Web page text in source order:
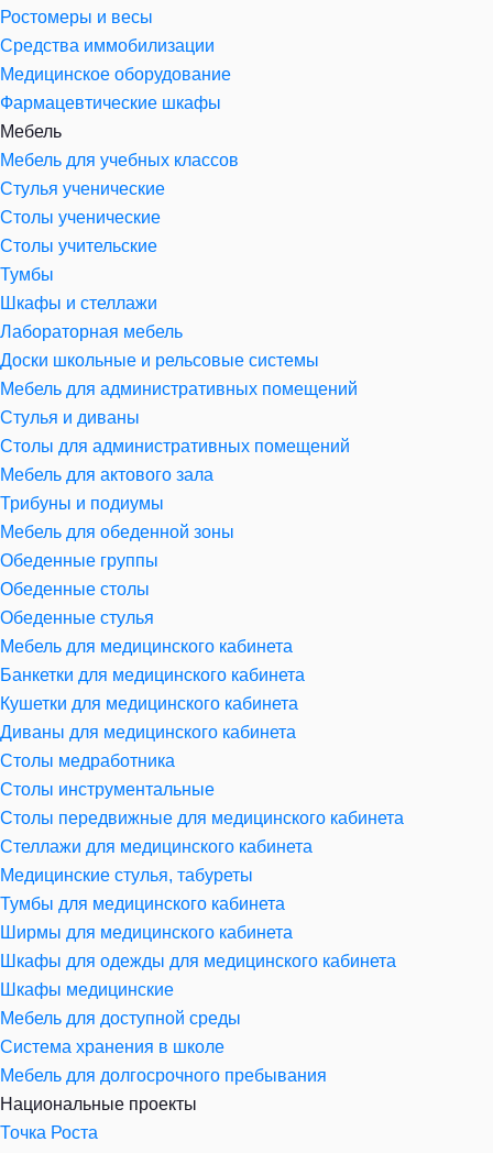
Ростомеры и весы
Средства иммобилизации
Медицинское оборудование
Фармацевтические шкафы
Мебель
Мебель для учебных классов
Стулья ученические
Столы ученические
Столы учительские
Тумбы
Шкафы и стеллажи
Лабораторная мебель
Доски школьные и рельсовые системы
Мебель для административных помещений
Стулья и диваны
Столы для административных помещений
Мебель для актового зала
Трибуны и подиумы
Мебель для обеденной зоны
Обеденные группы
Обеденные столы
Обеденные стулья
Мебель для медицинского кабинета
Банкетки для медицинского кабинета
Кушетки для медицинского кабинета
Диваны для медицинского кабинета
Столы медработника
Столы инструментальные
Столы передвижные для медицинского кабинета
Стеллажи для медицинского кабинета
Медицинские стулья, табуреты
Тумбы для медицинского кабинета
Ширмы для медицинского кабинета
Шкафы для одежды для медицинского кабинета
Шкафы медицинские
Мебель для доступной среды
Система хранения в школе
Мебель для долгосрочного пребывания
Национальные проекты
Точка Роста